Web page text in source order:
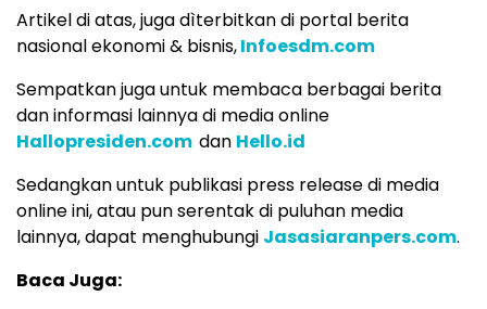
Artikel di atas, juga dìterbitkan di portal berita
nasional ekonomi & bisnis,Infoesdm.com
Sempatkan juga untuk membaca berbagai berita
dan informasi lainnya di media online
Hallopresiden.com dan Hello.id
Sedangkan untuk publikasi press release di media
online ini, atau pun serentak di puluhan media
lainnya, dapat menghubungi Jasasiaranpers.com.
Baca Juga: